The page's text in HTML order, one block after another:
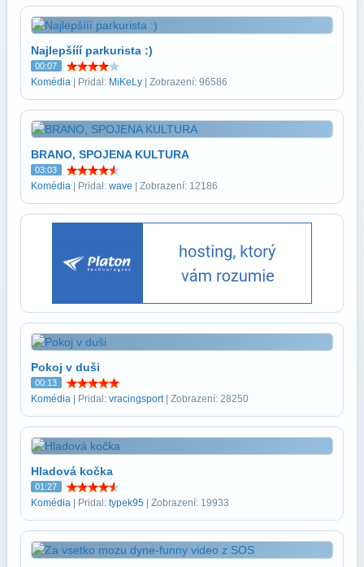
Najlepšííí parkurista :)
00:07
Komédia | Pridal: MiKeLy | Zobrazení: 96586
BRANO, SPOJENA KULTURA
03:03
Komédia | Pridal: wave | Zobrazení: 12186
Pokoj v duši
00:13
Komédia | Pridal: vracingsport| Zobrazení: 28250
Hladová kočka
01:27
Komédia | Pridal: typek95 | Zobrazení: 19933